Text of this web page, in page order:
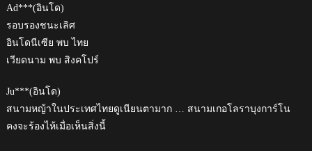
Ad***(อินโด)
รอบรองชนะเลิศ
อินโดนีเซีย พบ ไทย
เวียดนาม พบ สิงคโปร์
Ju***(อินโด)
สนามหญ้าในประเทศไทยดูเนียนตามาก … สนามเกอโลราบุงการ์โน
คงจะร้องไห้เมื่อเห็นสิ่งนี้